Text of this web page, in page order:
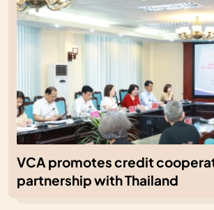
VCA promotes credit
partnership with Thailand